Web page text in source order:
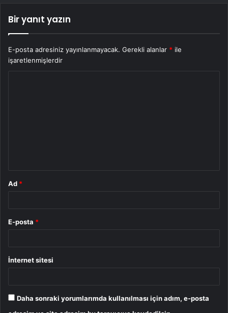
Bir yanıt yazın
E-posta adresiniz yayınlanmayacak. Gerekli alanlar * ile
işaretlenmişlerdir
Ad *
E-posta *
İnternet sitesi
Daha sonraki yorumlarımda kullanılması için adım, e-posta